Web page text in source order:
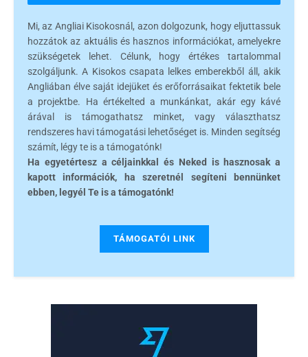
Mi, az Angliai Kisokosnál, azon dolgozunk, hogy eljuttassuk
hozzátok az aktuális és hasznos információkat, amelyekre
szükségetek lehet. Célunk, hogy értékes tartalommal
szolgáljunk. A Kisokos csapata lelkes emberekből áll, akik
Angliában élve saját idejüket és erőforrásaikat fektetik bele
a projektbe. Ha értékelted a munkánkat, akár egy kávé
árával is támogathatsz minket, vagy választhatsz
rendszeres havi támogatási lehetőséget is. Minden segítség
számít, légy te is a támogatónk!
Ha egyetértesz a céljainkkal és Neked is hasznosak a
kapott információk, ha szeretnél segíteni bennünket
ebben, legyél Te is a támogatónk!
TÁMOGATÓI LINK